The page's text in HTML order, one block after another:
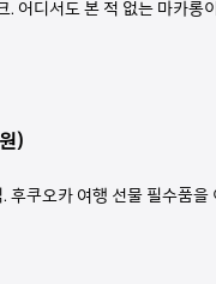
어디서도 본 적 없는 마카롱
)
쿠오카 여행 선물 필수품